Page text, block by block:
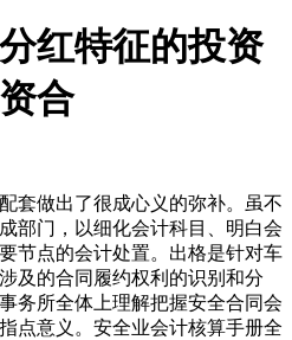
红特征的投资
合
做出了很成心义的弥补。虽不
部门，以细化会计科目、明白会
节点的会计处置。出格是针对车
及的合同履约权利的识别和分
务所全体上理解把握安全合同会
点意义。安全业会计核算手册全